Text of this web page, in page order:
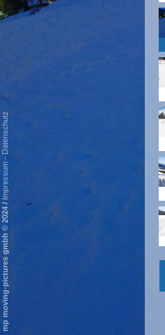
mp moving-pictures gmbh © 2024
/
Impressum
-
Datenschutz